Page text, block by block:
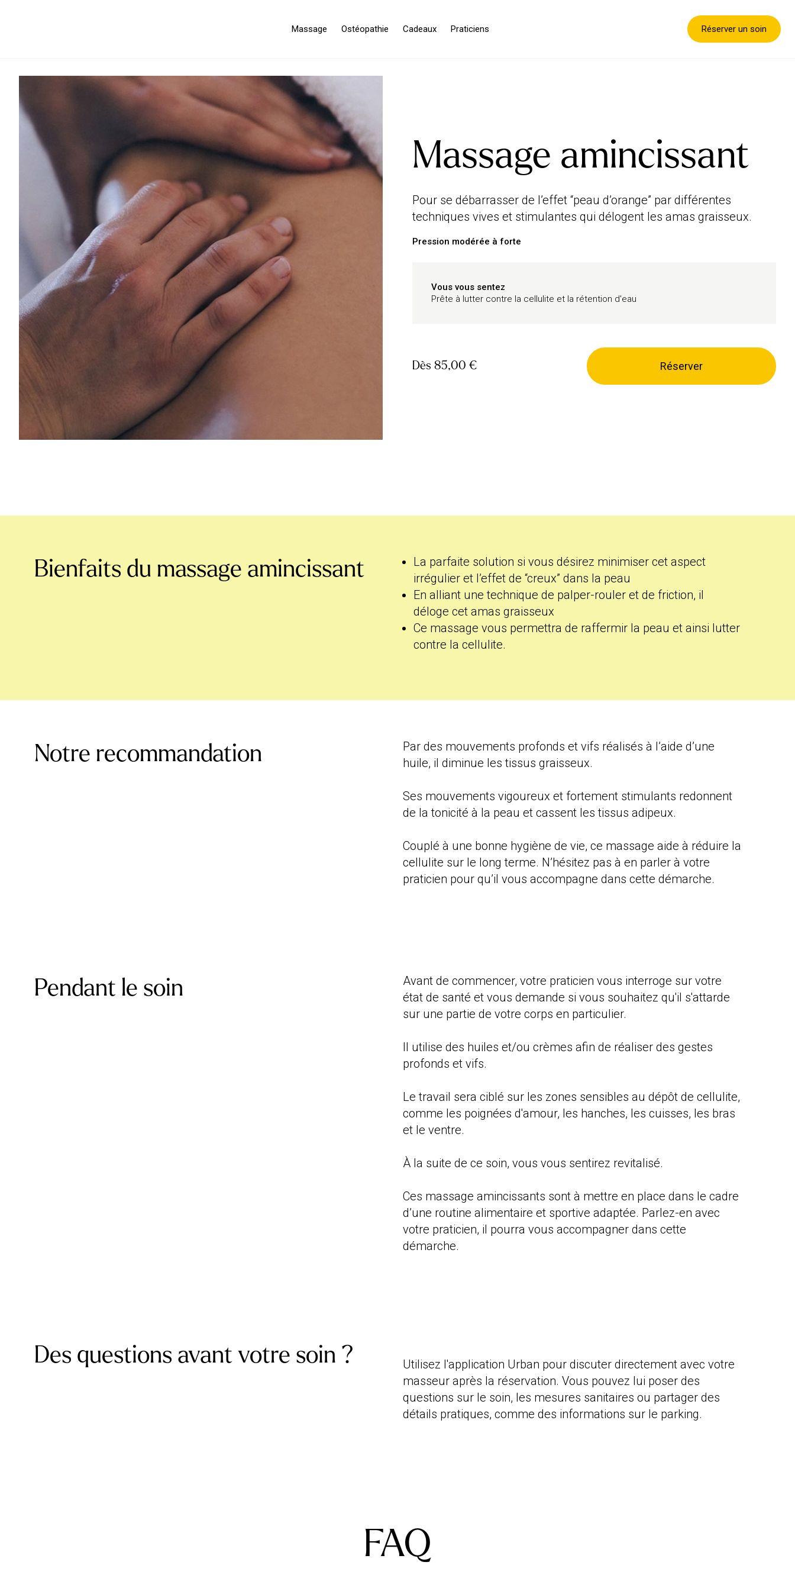
Massage Ostéopathie Cadeaux Praticiens Réserver un soin
Massage amincissant
Pour se débarrasser de l’effet “peau d’orange” par différentes
techniques vives et stimulantes qui délogent les amas graisseux.
Pression modérée à forte
Vous vous sentez
Prête à lutter contre la cellulite et la rétention d'eau
Dès 85,00 € Réserver
Bienfaits du massage amincissant
La parfaite solution si vous désirez minimiser cet aspect
irrégulier et l’effet de “creux” dans la peau
En alliant une technique de palper-rouler et de friction, il
déloge cet amas graisseux
Ce massage vous permettra de raffermir la peau et ainsi lutter
contre la cellulite.
Notre recommandation
Par des mouvements profonds et vifs réalisés à l’aide d’une
huile, il diminue les tissus graisseux.
Ses mouvements vigoureux et fortement stimulants redonnent
de la tonicité à la peau et cassent les tissus adipeux.
Couplé à une bonne hygiène de vie, ce massage aide à réduire la
cellulite sur le long terme. N’hésitez pas à en parler à votre
praticien pour qu’il vous accompagne dans cette démarche.
Pendant le soin
Avant de commencer, votre praticien vous interroge sur votre
état de santé et vous demande si vous souhaitez qu'il s'attarde
sur une partie de votre corps en particulier.
Il utilise des huiles et/ou crèmes afin de réaliser des gestes
profonds et vifs.
Le travail sera ciblé sur les zones sensibles au dépôt de cellulite,
comme les poignées d'amour, les hanches, les cuisses, les bras
et le ventre.
À la suite de ce soin, vous vous sentirez revitalisé.
Ces massage amincissants sont à mettre en place dans le cadre
d’une routine alimentaire et sportive adaptée. Parlez-en avec
votre praticien, il pourra vous accompagner dans cette
démarche.
Des questions avant votre soin ?
Utilisez l'application Urban pour discuter directement avec votre
masseur après la réservation. Vous pouvez lui poser des
questions sur le soin, les mesures sanitaires ou partager des
détails pratiques, comme des informations sur le parking.
FAQ